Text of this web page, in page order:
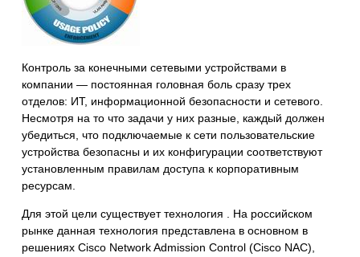
Контроль за конечными сетевыми устройствами в
компании — постоянная головная боль сразу трех
отделов: ИТ, информационной безопасности и сетевого.
Несмотря на то что задачи у них разные, каждый должен
убедиться, что подключаемые к сети пользовательские
устройства безопасны и их конфигурации соответствуют
установленным правилам доступа к корпоративным
ресурсам.
Для этой цели существует технология
. На российском
рынке данная технология представлена в основном в
решениях Cisco Network Admission Control (Cisco NAC),